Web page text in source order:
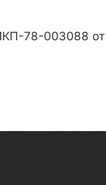
78-003088 от